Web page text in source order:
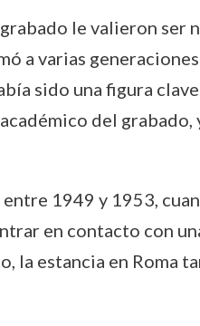
le valieron ser
varias
sido una figura
del
1949 y 1953,
en contacto con
la estancia en Roma